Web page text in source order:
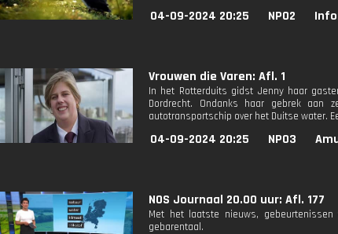
04-09-2024 20:25 NPO2
Vrouwen die Varen: Afl. 1
In het Rotterduits gidst Jenny haar
Dordrecht. Ondanks haar gebrek
autotransportschip over het Duitse water.
04-09-2024 20:25 NPO3
NOS Journaal 20.00 uur: Afl. 177
Met het laatste nieuws,
gebarentaal.